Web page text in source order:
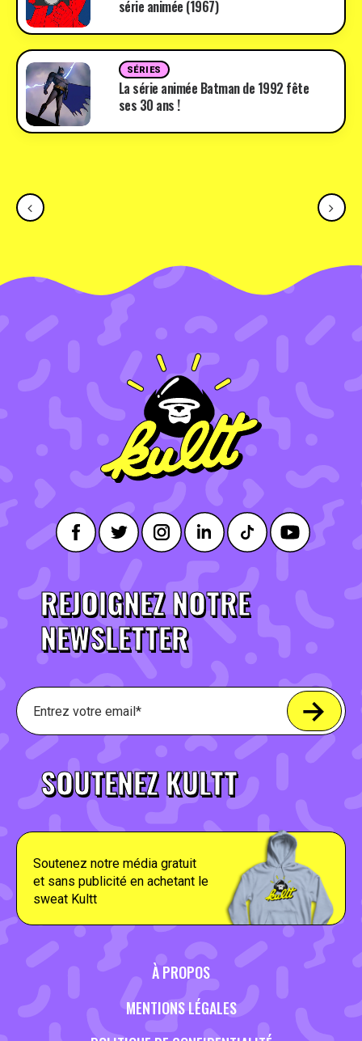
série animée (1967)
SÉRIES
La série animée Batman de 1992 fête
ses 30 ans !
REJOIGNEZ NOTRE
NEWSLETTER
SOUTENEZ KULTT
Soutenez notre média gratuit
et sans publicité en achetant le
sweat Kultt
À PROPOS
MENTIONS LÉGALES